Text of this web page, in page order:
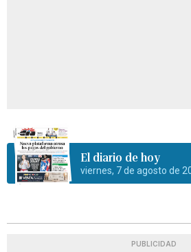
El diario de hoy
viernes, 7 de agosto de
PUBLICIDAD